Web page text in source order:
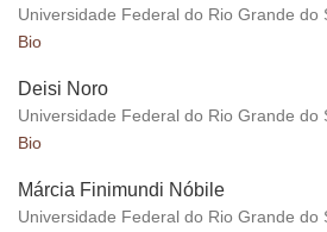
Universidade Federal do Rio Grande do
Bio
Deisi Noro
Universidade Federal do Rio Grande do
Bio
Márcia Finimundi Nóbile
Universidade Federal do Rio Grande do